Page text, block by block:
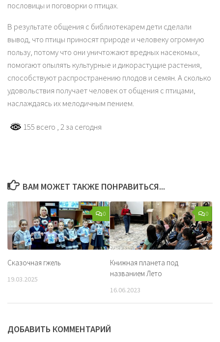
пословицы и поговорки о птицах.
В результате общения с библиотекарем дети сделали
вывод, что птицы приносят природе и человеку огромную
пользу, потому что они уничтожают вредных насекомых,
помогают опылять культурные и дикорастущие растения,
способствуют распространению плодов и семян. А сколько
удовольствия получает человек от общения с птицами,
наслаждаясь их мелодичным пением.
155 всего , 2 за сегодня
ВАМ МОЖЕТ ТАКЖЕ ПОНРАВИТЬСЯ...
0
Сказочная гжель
19.03.2025
0
Книжная планета под
названием Лето
16.06.2023
ДОБАВИТЬ КОММЕНТАРИЙ